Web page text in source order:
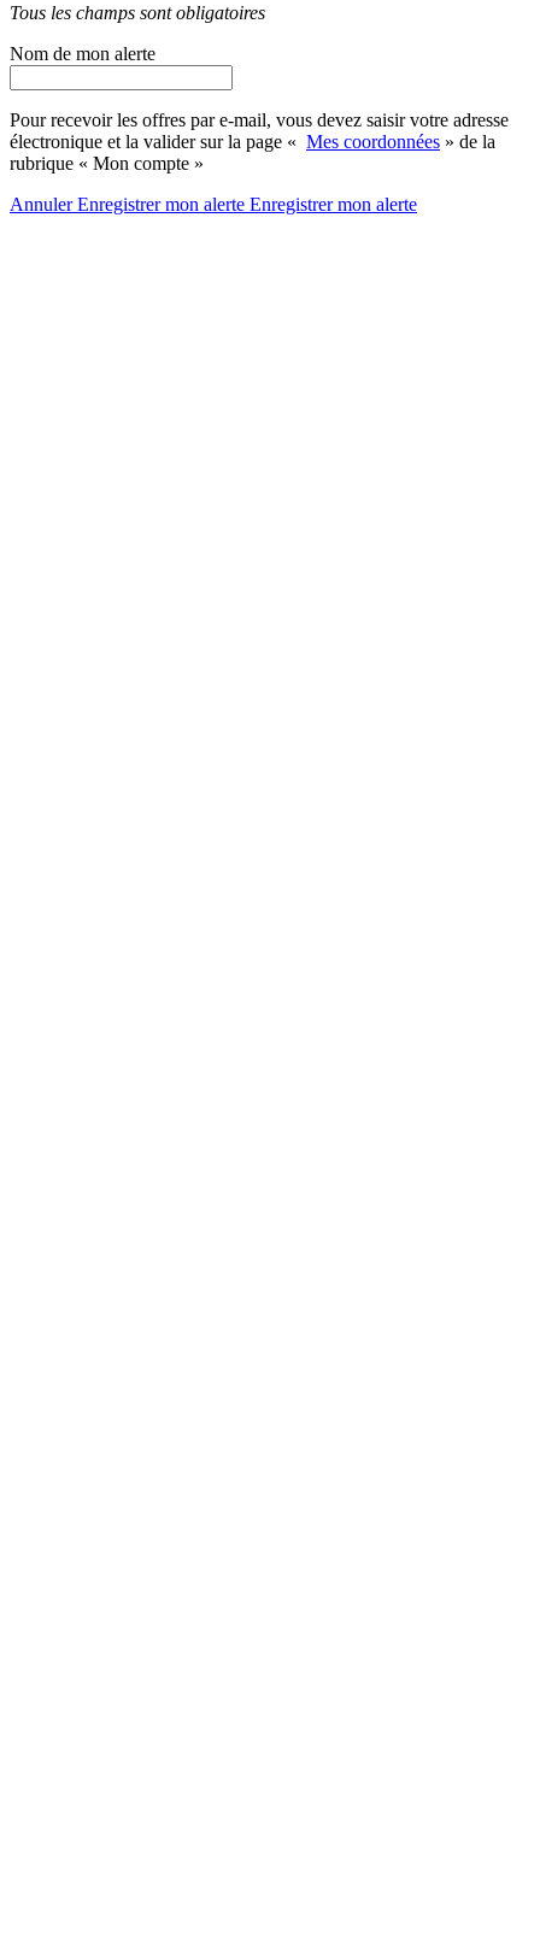
Tous les champs sont obligatoires
Nom de mon alerte
Pour recevoir les offres par e-mail, vous devez saisir votre adresse
électronique et la valider sur la page « Mes coordonnées » de la
rubrique « Mon compte »
AnnulerEnregistrer mon alerte Enregistrermon alerte